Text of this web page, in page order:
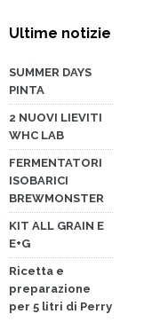
Ultime notizie
SUMMER DAYS
PINTA
2 NUOVI LIEVITI
WHC LAB
FERMENTATORI
ISOBARICI
BREWMONSTER
KIT ALL GRAIN E
E+G
Ricetta e
preparazione
per 5 litri di Perry